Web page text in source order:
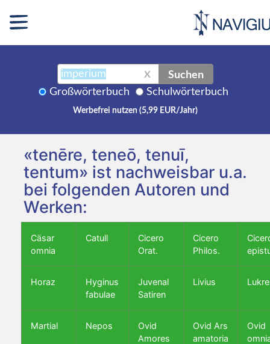
X Suchen
Großwörterbuch Schulwörterbuch
Werbefrei nutzen (5,99 EUR/Jahr)
«tenēre, teneō, tenuī,
tentum» ist nachweisbar u.a.
bei folgenden Autoren und
Werken:
Cäsar
omnia
Catull
Cicero
Orat.
Cicero
Philos.
Horaz
Hyginus
fabulae
Juvenal
Satiren
Livius
Martial Nepos
Ovid
Amores
Ovid Ars
amatoria
Ovid